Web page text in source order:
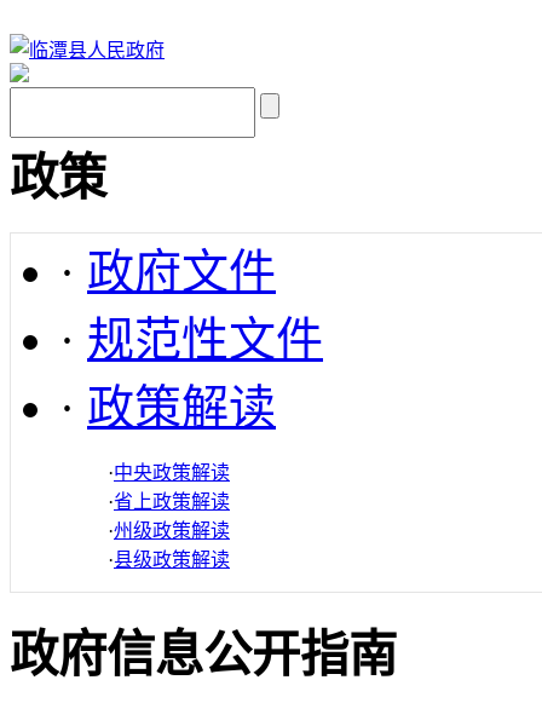
政策
· 政府文件
· 规范性文件
· 政策解读
·中央政策解读
·省上政策解读
·州级政策解读
·县级政策解读
政府信息公开指南